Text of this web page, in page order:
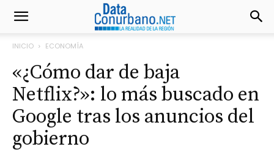
INICIO ECONOMÍA
«¿Cómo dar de baja
Netflix?»: lo más buscado en
Google tras los anuncios del
gobierno